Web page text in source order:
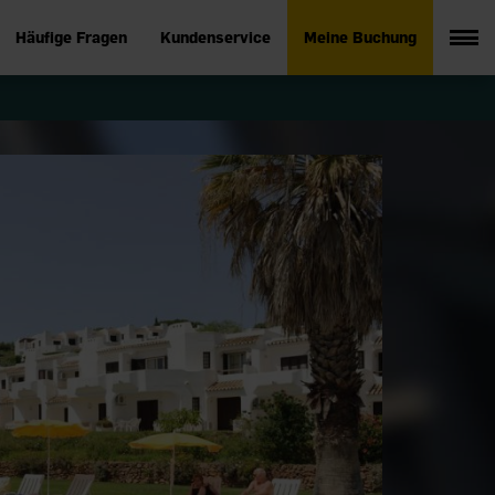
Häufige Fragen Kundenservice Meine Buchung